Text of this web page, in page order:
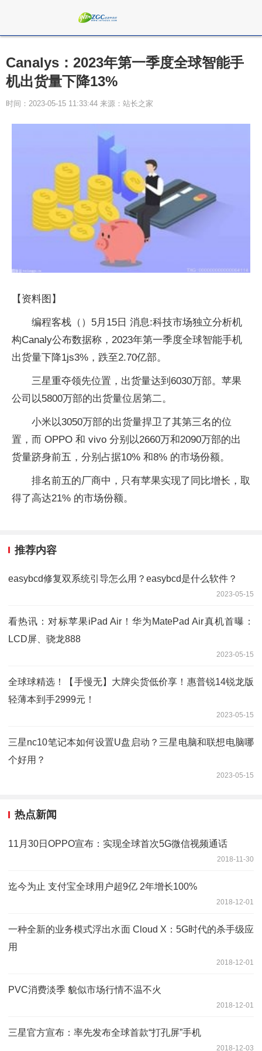
Canalys：2023年第一季度全球智能手
机出货量下降13%
时间：2023-05-15 11:33:44 来源：站长之家
【资料图】
编程客栈（）5月15日 消息:科技市场独立分析机
构Canaly公布数据称，2023年第一季度全球智能手机
出货量下降1js3%，跌至2.70亿部。
三星重夺领先位置，出货量达到6030万部。苹果
公司以5800万部的出货量位居第二。
小米以3050万部的出货量捍卫了其第三名的位
置，而 OPPO 和 vivo 分别以2660万和2090万部的出
货量跻身前五，分别占据10% 和8% 的市场份额。
排名前五的厂商中，只有苹果实现了同比增长，取
得了高达21% 的市场份额。
推荐内容
easybcd修复双系统引导怎么用？easybcd是什么软件？
2023-05-15
看热讯：对标苹果iPad Air！华为MatePad Air真机首曝：
LCD屏、骁龙888
2023-05-15
全球球精选！【手慢无】大牌尖货低价享！惠普锐14锐龙版
轻薄本到手2999元！
2023-05-15
三星nc10笔记本如何设置U盘启动？三星电脑和联想电脑哪
个好用？
2023-05-15
热点新闻
11月30日OPPO宣布：实现全球首次5G微信视频通话
2018-11-30
迄今为止 支付宝全球用户超9亿 2年增长100%
2018-12-01
一种全新的业务模式浮出水面 Cloud X：5G时代的杀手级应
用
2018-12-01
PVC消费淡季 貌似市场行情不温不火
2018-12-01
三星官方宣布：率先发布全球首款“打孔屏”手机
2018-12-03